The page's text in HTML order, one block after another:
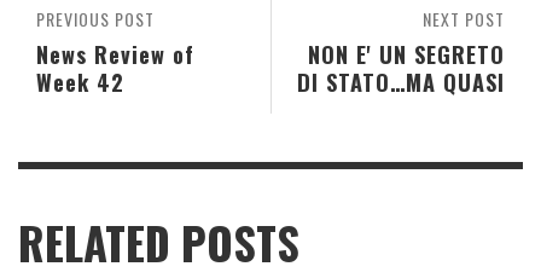
NEXT POST
NON E' UN SEGRETO
DI STATO…MA QUASI
PREVIOUS POST
News Review of
Week 42
RELATED POSTS